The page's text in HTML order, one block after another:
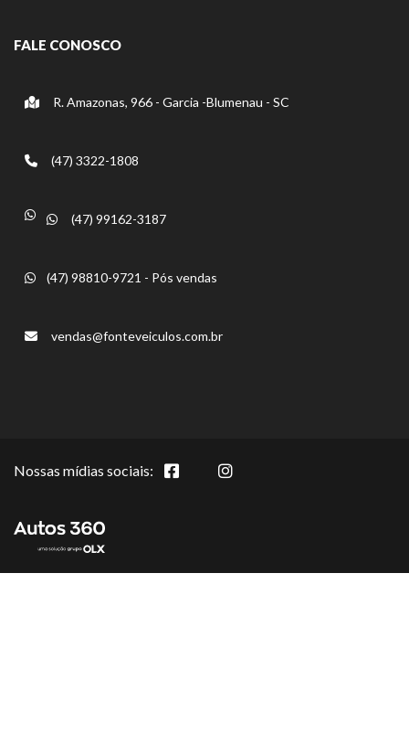
FALE CONOSCO
R. Amazonas, 966 - Garcia -Blumenau - SC
(47) 3322-1808
(47) 99162-3187
(47) 98810-9721 - Pós vendas
vendas@fonteveiculos.com.br
Nossas mídias sociais: